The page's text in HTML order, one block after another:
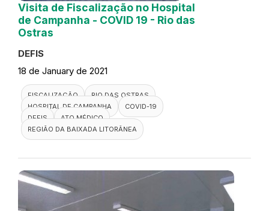
Visita de Fiscalização no Hospital
de Campanha - COVID 19 - Rio das
Ostras
DEFIS
18 de January de 2021
FISCALIZAÇÃO
RIO DAS OSTRAS
HOSPITAL DE CAMPANHA
COVID-19
DEFIS
ATO MÉDICO
REGIÃO DA BAIXADA LITORÂNEA